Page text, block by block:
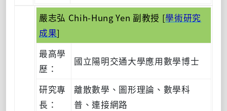
嚴志弘 Chih-Hung Yen 副教授 [學術研究
成果]
最高學
歷：
國立陽明交通大學應用數學博士
研究專
長：
離散數學、圖形理論、數學科
普、連接網路